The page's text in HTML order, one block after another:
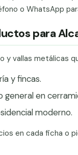
o WhatsApp
para
y vallas metálicas
y fincas.
general en
moderno.
en cada ficha o